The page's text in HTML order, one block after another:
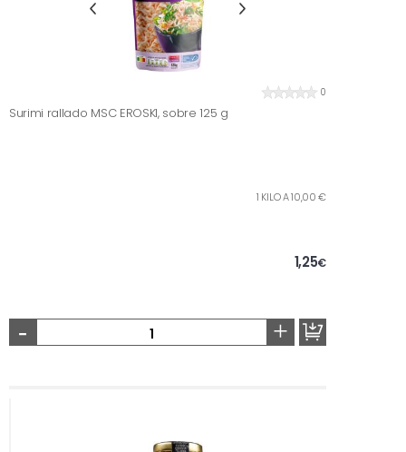
0
Surimi rallado MSC EROSKI, sobre 125 g
1 KILO A 10,00 €
1,25€
- +